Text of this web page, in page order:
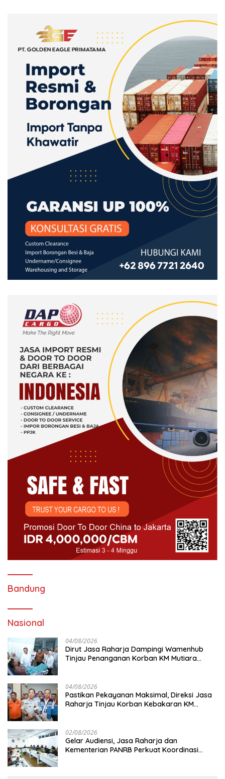
Bandung
Nasional
04/08/2026
Dirut Jasa Raharja Dampingi Wamenhub
Tinjau Penanganan Korban KM Mutiara
04/08/2026
Pastikan Pekayanan Maksimal, Direksi Jasa
Raharja Tinjau Korban Kebakaran KM
02/08/2026
Gelar Audiensi, Jasa Raharja dan
Kementerian PANRB Perkuat Koordinasi